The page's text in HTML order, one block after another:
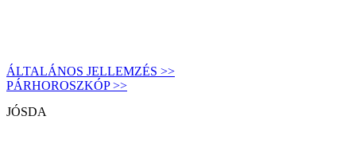
ÁLTALÁNOS JELLEMZÉS >>
PÁRHOROSZKÓP >>
JÓSDA